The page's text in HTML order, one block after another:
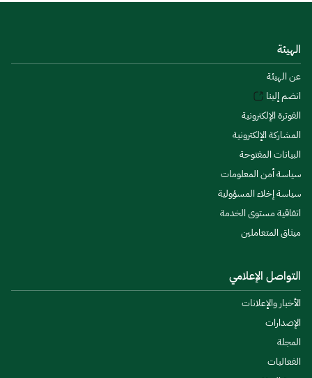
الهيئة
عن الهيئة
انضم إلينا
الفوترة الإلكترونية
المشاركة الإلكترونية
البيانات المفتوحة
سياسة أمن المعلومات
سياسة إخلاء المسؤولية
اتفاقية مستوى الخدمة
ميثاق المتعاملين
التواصل الإعلامي
الأخبار والإعلانات
الإصدارات
المجلة
الفعاليات